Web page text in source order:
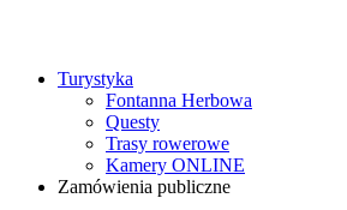
Turystyka
Fontanna Herbowa
Questy
Trasy rowerowe
Kamery ONLINE
Zamówienia publiczne